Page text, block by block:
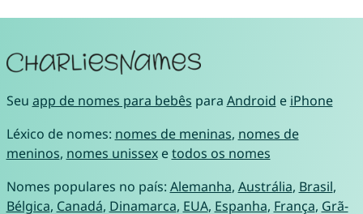
Seu app de nomes para bebês para Android e iPhone
Léxico de nomes: nomes de meninas, nomes de
meninos, nomes unissexetodos os nomes
Nomes populares no país: Alemanha, Austrália, Brasil,
Bélgica, Canadá, Dinamarca, EUA, Espanha, França, Grã-